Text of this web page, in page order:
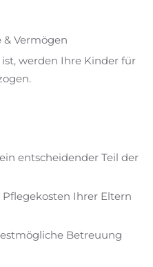
Vermögen
werden Ihre Kinder für
entscheidender Teil der
Ihrer Eltern
Betreuung